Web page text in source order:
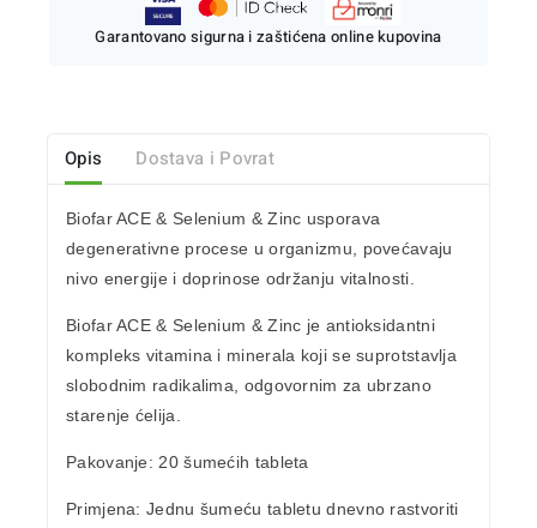
Garantovano sigurna i zaštićena online kupovina
Opis Dostava i Povrat
Biofar ACE & Selenium & Zinc usporava
degenerativne procese u organizmu, povećavaju
nivo energije i doprinose održanju vitalnosti.
Biofar ACE & Selenium & Zinc je antioksidantni
kompleks vitamina i minerala koji se suprotstavlja
slobodnim radikalima, odgovornim za ubrzano
starenje ćelija.
Pakovanje: 20 šumećih tableta
Primjena: Jednu šumeću tabletu dnevno rastvoriti